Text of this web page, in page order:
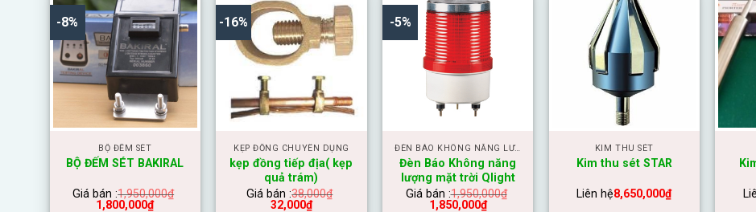
-8%
BỘ ĐẾM SÉT
BỘ ĐẾM SÉT BAKIRAL
Giá bán :1,950,000₫
1,800,000₫
-16%
KẸP ĐỒNG CHUYÊN DỤNG
kẹp đồng tiếp địa( kẹp
quả trám)
Giá bán :38,000₫
32,000₫
-5%
ĐÈN BÁO KHÔNG NĂNG LƯỢNG MẶT TRỜI
Đèn Báo Không năng
lượng mặt trời Qlight
Giá bán :1,950,000₫
1,850,000₫
KIM THU SÉT
Kim thu sét STAR
Liên hệ8,650,000₫